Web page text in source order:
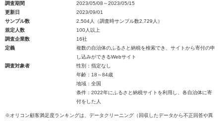
調査期間
2023/05/08～2023/05/15
更新日
2023/09/01
サンプル数
2,504人（調査時サンプル数2,729人）
規定人数
100人以上
調査企業数
16社
定義
複数の自治体のふるさと納税を検索でき、サイトから寄付の申
し込みができるWebサイト
調査対象者
性別：指定なし
年齢：18～84歳
地域：全国
条件：2022年にふるさと納税サイトを利用し、各自治体に寄
付をした人
※オリコン顧客満足度ランキングは、データクリーニング（回収したデータから不正回答や異